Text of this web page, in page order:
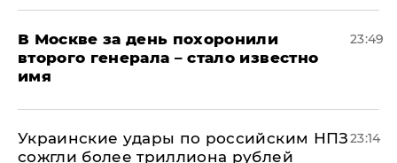
В Москве за день похоронили
второго генерала – стало известно
имя
23:49
Украинские удары по российским НПЗ
сожгли более триллиона рублей
23:14